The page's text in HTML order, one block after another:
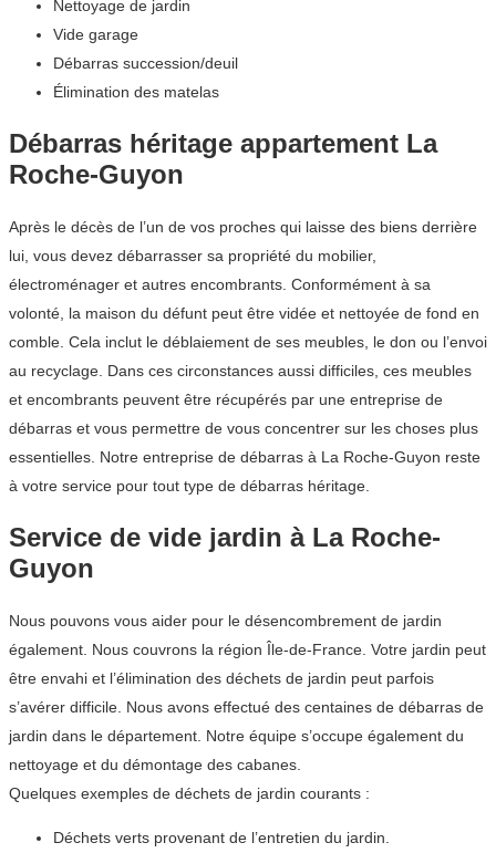
Nettoyage de jardin
Vide garage
Débarras succession/deuil
Élimination des matelas
Débarras héritage appartement La
Roche-Guyon
Après le décès de l’un de vos proches qui laisse des biens derrière
lui, vous devez débarrasser sa propriété du mobilier,
électroménager et autres encombrants. Conformément à sa
volonté, la maison du défunt peut être vidée et nettoyée de fond en
comble. Cela inclut le déblaiement de ses meubles, le don ou l’envoi
au recyclage. Dans ces circonstances aussi difficiles, ces meubles
et encombrants peuvent être récupérés par une entreprise de
débarras et vous permettre de vous concentrer sur les choses plus
essentielles. Notre entreprise de débarras à La Roche-Guyon reste
à votre service pour tout type de débarras héritage.
Service de vide jardin à La Roche-
Guyon
Nous pouvons vous aider pour le désencombrement de jardin
également. Nous couvrons la région Île-de-France. Votre jardin peut
être envahi et l’élimination des déchets de jardin peut parfois
s’avérer difficile. Nous avons effectué des centaines de débarras de
jardin dans le département. Notre équipe s’occupe également du
nettoyage et du démontage des cabanes.
Quelques exemples de déchets de jardin courants :
Déchets verts provenant de l’entretien du jardin.